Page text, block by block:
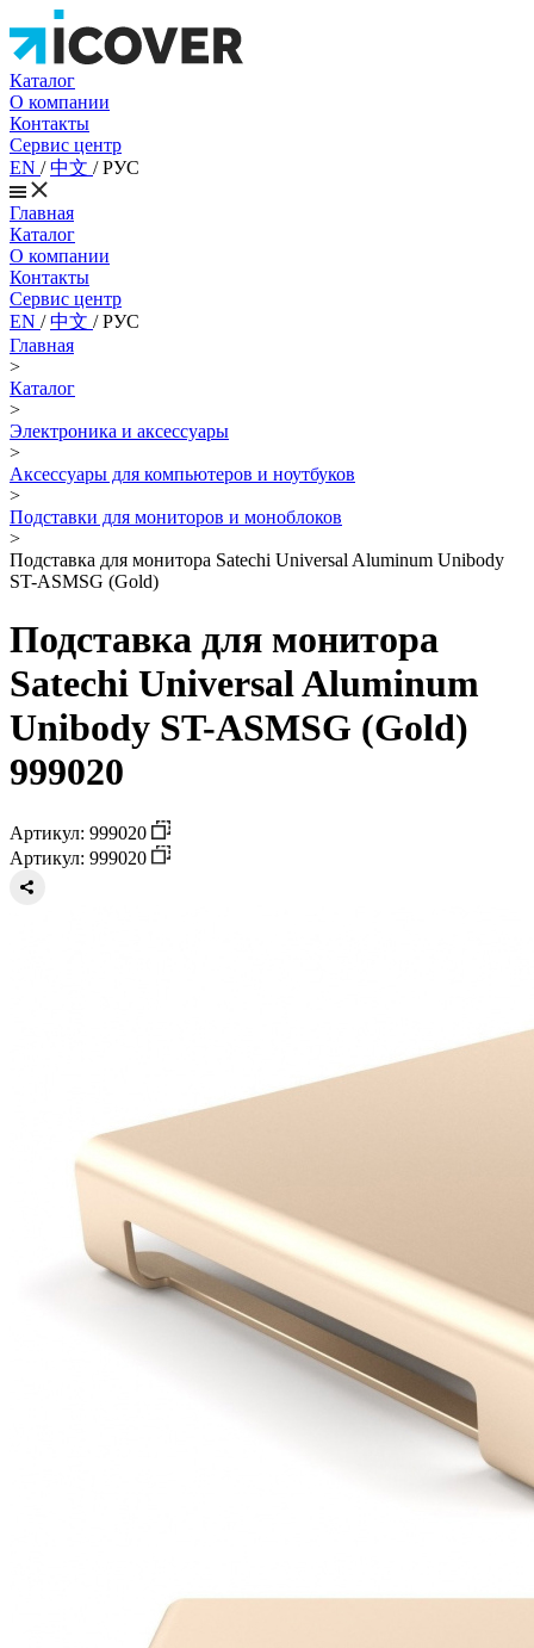
Каталог
О компании
Контакты
Сервис центр
EN /中文 /РУС
Главная
Каталог
О компании
Контакты
Сервис центр
EN /中文 /РУС
Главная
>
Каталог
>
Электроника и аксессуары
>
Аксессуары для компьютеров и ноутбуков
>
Подставки для мониторов и моноблоков
>
Подставка для монитора Satechi Universal Aluminum Unibody
ST-ASMSG (Gold)
Подставка для монитора
Satechi Universal Aluminum
Unibody ST-ASMSG (Gold)
999020
Артикул: 999020
Артикул: 999020